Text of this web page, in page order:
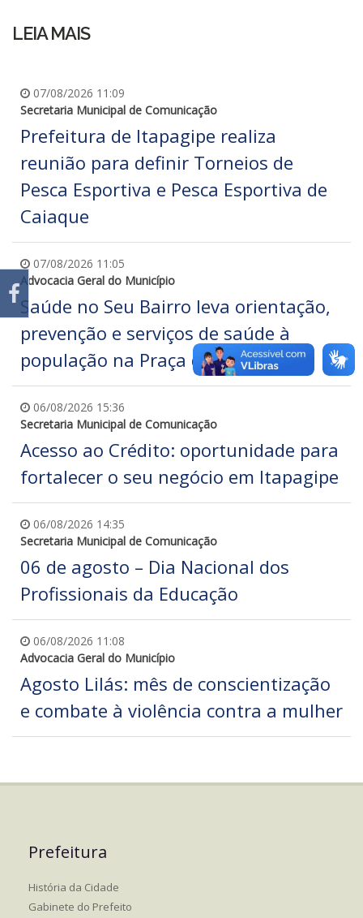
LEIA MAIS
07/08/2026 11:09
Secretaria Municipal de Comunicação
Prefeitura de Itapagipe realiza
reunião para definir Torneios de
Pesca Esportiva e Pesca Esportiva de
Caiaque
07/08/2026 11:05
Advocacia Geral do Município
Saúde no Seu Bairro leva orientação,
prevenção e serviços de saúde à
população na Praça da Cohab
06/08/2026 15:36
Secretaria Municipal de Comunicação
Acesso ao Crédito: oportunidade para
fortalecer o seu negócio em Itapagipe
06/08/2026 14:35
Secretaria Municipal de Comunicação
06 de agosto – Dia Nacional dos
Profissionais da Educação
06/08/2026 11:08
Advocacia Geral do Município
Agosto Lilás: mês de conscientização
e combate à violência contra a mulher
Prefeitura
História da Cidade
Gabinete do Prefeito